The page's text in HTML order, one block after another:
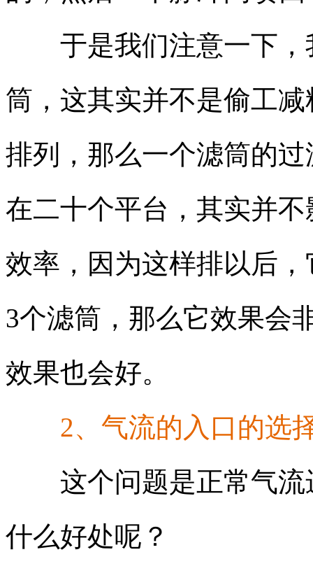
于是我们注意一下，
筒，这其实并不是偷工
排列，那么一个滤筒的
在二十个平台，其实并
效率，因为这样排以后
3个滤筒，那么它效果会
效果也会好。
2、气流的入口的选
这个问题是正常气流
什么好处呢？